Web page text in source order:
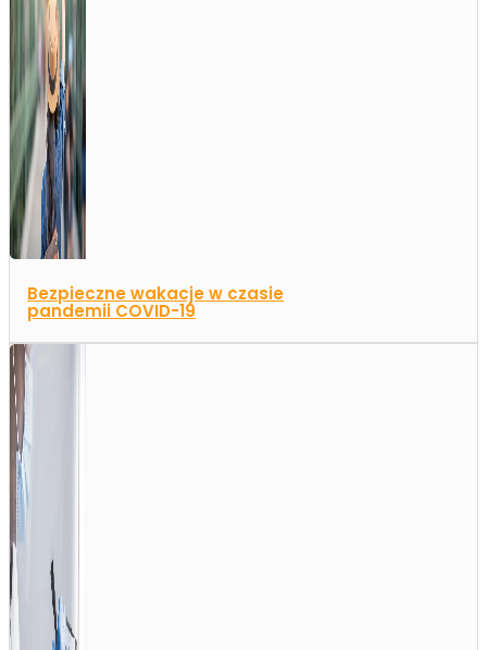
Bezpieczne wakacje w czasie
pandemii COVID-19